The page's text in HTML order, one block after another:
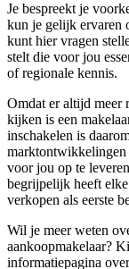
Je bespreekt je
kun je gelijk ervaren
kunt hier vragen
stelt die voor jou
of regionale kennis.
Omdat er altijd meer
kijken is een
inschakelen is
marktontwikkelingen
voor jou op te
begrijpelijk heeft
verkopen als eerste
Wil je meer weten
aankoopmakelaar?
informatiepagina